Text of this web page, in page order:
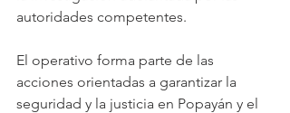
autoridades competentes.
El operativo forma parte de las
acciones orientadas a garantizar la
seguridad y la justicia en Popayán y el